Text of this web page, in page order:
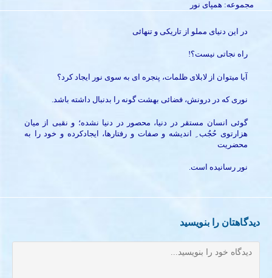
مجموعه: همپای نور
در این دنیای مملو از تاریکی و تنهائی
راه نجاتی نیست؟!
آیا میتوان از لابلای ظلمات، پنجره ای به سوی نور ایجاد کرد؟
نوری که در درونش، فضائی بهشت گونه را بدنبال داشته باشد.
گوئی انسان مستقر در دنیا، محصور در دنیا نشده؛ و نقبی از میان
هزارتوی حُجُب ِ اندیشه و صفات و رفتارها، ایجادکرده و خود را به
محضریت
نور رسانیده است.
دیدگاهتان را بنویسید